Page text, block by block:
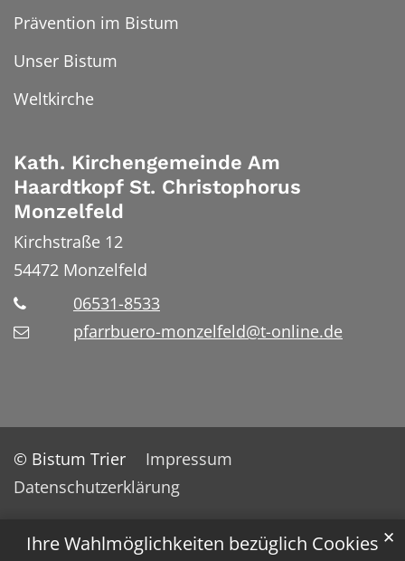
Ihre Wahlmöglichkeiten bezüglich Cookies ✕
Prävention im Bistum
Unser Bistum
Weltkirche
Kath. Kirchengemeinde Am
Haardtkopf St. Christophorus
Monzelfeld
Kirchstraße 12
54472 Monzelfeld
06531-8533
pfarrbuero-monzelfeld@t-online.de
© Bistum Trier
Impressum
Datenschutzerklärung